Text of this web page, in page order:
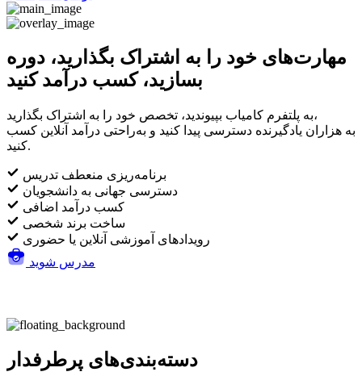
مهارت‌های خود را به اشتراک بگذارید، دوره
بسازید، کسب درآمد کنید
به پلتفرم کامیاب بپیوندید، تخصص خود را به اشتراک بگذارید،
به هزاران یادگیرنده دسترسی پیدا کنید و به‌راحتی درآمد آنلاین کسب
کنید.
برنامه‌ریزی منعطف تدریس
دسترسی جهانی به دانشجویان
کسب درآمد اضافی
ساخت برند شخصی
رویدادهای آموزشی آنلاین یا حضوری
مدرس شوید
دسته‌بندی‌های پرطرفدار